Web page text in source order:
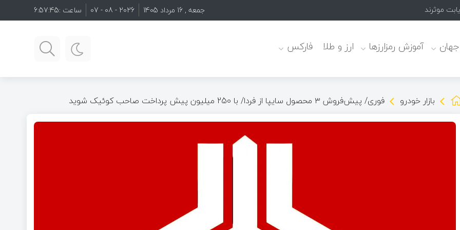
موثرند جمعه , 16 مرداد 1405 2026 - 08 - 07 ساعت :6:57:46
جهان آموزش رمزارزها ارز و طلا فارکس
بازار خودرو فوری/ پیش‌فروش ۳ محصول سایپا از فردا/ با 250 میلیون پیش پرداخت صاحب کوئیک شوید